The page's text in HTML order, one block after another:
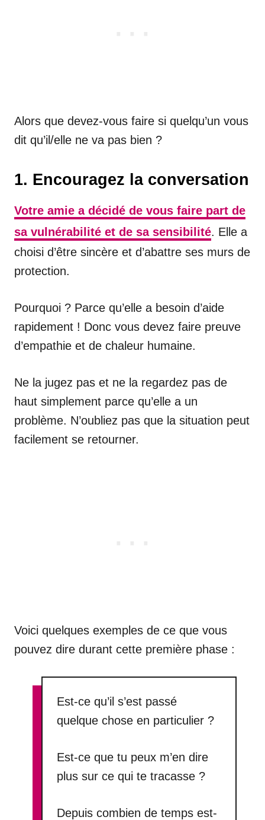
Alors que devez-vous faire si quelqu’un vous
dit qu’il/elle ne va pas bien ?
1. Encouragez la conversation
Votre amie a décidé de vous faire part de
sa vulnérabilité et de sa sensibilité. Elle a
choisi d’être sincère et d’abattre ses murs de
protection.
Pourquoi ? Parce qu’elle a besoin d’aide
rapidement ! Donc vous devez faire preuve
d’empathie et de chaleur humaine.
Ne la jugez pas et ne la regardez pas de
haut simplement parce qu’elle a un
problème. N’oubliez pas que la situation peut
facilement se retourner.
Voici quelques exemples de ce que vous
pouvez dire durant cette première phase :
Est-ce qu’il s’est passé
quelque chose en particulier ?
Est-ce que tu peux m’en dire
plus sur ce qui te tracasse ?
Depuis combien de temps est-